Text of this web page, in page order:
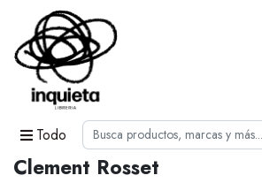
Todo
Clement Rosset